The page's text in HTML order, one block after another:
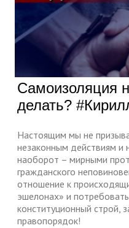
Самоизоляция
делать?
Настоящим мы не
незаконным действиям и
наоборот – мирными
гражданского
отношение к
эшелонах» и
конституционный строй,
правопорядок!